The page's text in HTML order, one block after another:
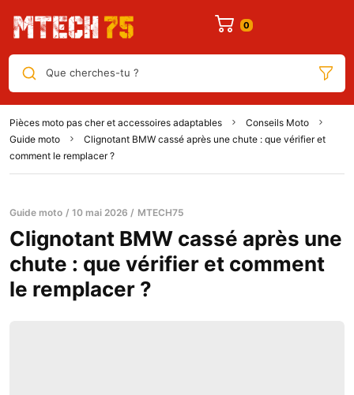
Que cherches-tu ?
Pièces moto pas cher et accessoires adaptables
Conseils Moto
Guide moto
Clignotant BMW cassé après une chute : que vérifier et
comment le remplacer ?
Guide moto 10 mai 2026 MTECH75
Clignotant BMW cassé après une
chute : que vérifier et comment
le remplacer ?